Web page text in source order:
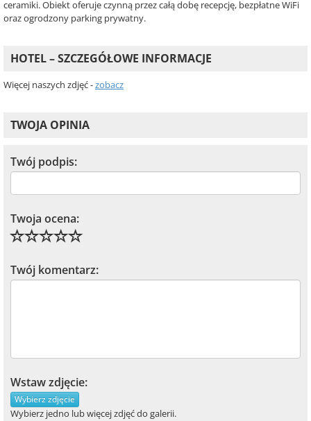
ceramiki. Obiekt oferuje czynną przez całą dobę recepcję, bezpłatne WiFi
oraz ogrodzony parking prywatny.
HOTEL – SZCZEGÓŁOWE INFORMACJE
Więcej naszych zdjęć -zobacz
TWOJA OPINIA
Twój podpis:
Twoja ocena:
Twój komentarz:
Wstaw zdjęcie:
Wybierz zdjęcie
Wybierz jedno lub więcej zdjęć do galerii.